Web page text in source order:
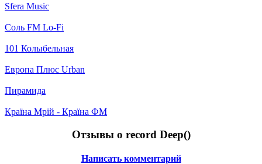
Sfera Music
Соль FM Lo-Fi
101 Колыбельная
Европа Плюс Urban
Пирамида
Країна Мрій - Країна ФМ
Отзывы о record Deep()
Написать комментарий